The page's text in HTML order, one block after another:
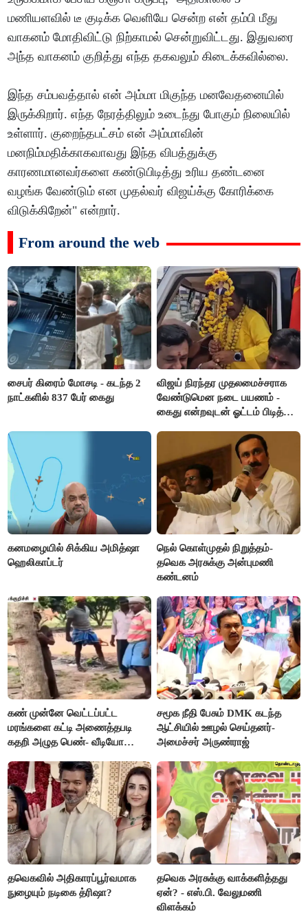
மணியளவில் டீ குடிக்க வெளியே சென்ற என் தம்பி மீது
வாகனம் மோதிவிட்டு நிற்காமல் சென்றுவிட்டது. இதுவரை
அந்த வாகனம் குறித்து எந்த தகவலும் கிடைக்கவில்லை.
இந்த சம்பவத்தால் என் அம்மா மிகுந்த மனவேதனையில்
இருக்கிறார். எந்த நேரத்திலும் உடைந்து போகும் நிலையில்
உள்ளார். குறைந்தபட்சம் என் அம்மாவின்
மனநிம்மதிக்காகவாவது இந்த விபத்துக்கு
காரணமானவர்களை கண்டுபிடித்து உரிய தண்டனை
வழங்க வேண்டும் என முதல்வர் விஜய்க்கு கோரிக்கை
விடுக்கிறேன்" என்றார்.
From around the web
சைபர் கிரைம் மோசடி - கடந்த 2
நாட்களில் 837 பேர் கைது
விஜய் நிரந்தர முதலமைச்சராக
வேண்டுமென நடை பயணம் -
கைது என்றவுடன் ஓட்டம் பிடித்த
கனமழையில் சிக்கிய அமித்ஷா
ஹெலிகாப்டர்
நெல் கொள்முதல் நிறுத்தம்-
தவெக அரசுக்கு அன்புமணி
கண்டனம்
கண் முன்னே வெட்டப்பட்ட
மரங்களை கட்டி அணைத்தபடி
கதறி அழுத பெண்- வீடியோ
சமூக நீதி பேசும் DMK கடந்த
ஆட்சியில் ஊழல் செய்தனர்-
அமைச்சர் அருண்ராஜ்
தவெகவில் அதிகாரப்பூர்வமாக
நுழையும் நடிகை த்ரிஷா?
தவெக அரசுக்கு வாக்களித்தது
ஏன்? - எஸ்.பி. வேலுமணி
விளக்கம்